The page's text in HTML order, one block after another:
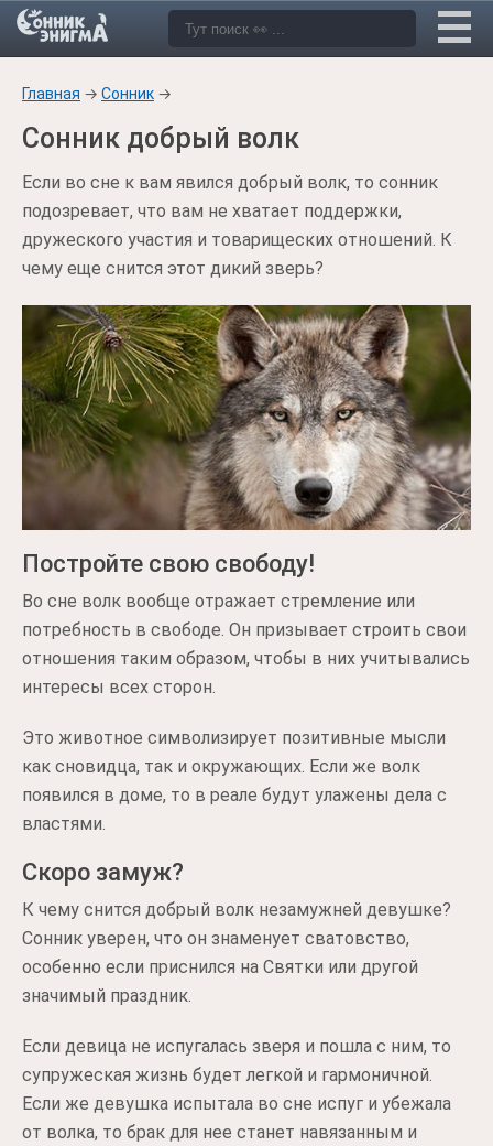
Главная → Сонник →
Сонник добрый волк
Если во сне к вам явился добрый волк, то сонник
подозревает, что вам не хватает поддержки,
дружеского участия и товарищеских отношений. К
чему еще снится этот дикий зверь?
Постройте свою свободу!
Во сне волк вообще отражает стремление или
потребность в свободе. Он призывает строить свои
отношения таким образом, чтобы в них учитывались
интересы всех сторон.
Это животное символизирует позитивные мысли
как сновидца, так и окружающих. Если же волк
появился в доме, то в реале будут улажены дела с
властями.
Скоро замуж?
К чему снится добрый волк незамужней девушке?
Сонник уверен, что он знаменует сватовство,
особенно если приснился на Святки или другой
значимый праздник.
Если девица не испугалась зверя и пошла с ним, то
супружеская жизнь будет легкой и гармоничной.
Если же девушка испытала во сне испуг и убежала
от волка, то брак для нее станет навязанным и